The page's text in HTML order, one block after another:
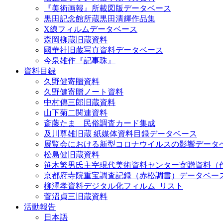
『美術画報』所載図版データベース
黒田記念館所蔵黒田清輝作品集
X線フィルムデータベース
森岡柳蔵旧蔵資料
國華社旧蔵写真資料データベース
今泉雄作『記事珠』
資料目録
久野健寄贈資料
久野健寄贈ノート資料
中村傳三郎旧蔵資料
山下菊二関連資料
斎藤たま 民俗調査カード集成
及川尊雄旧蔵 紙媒体資料目録データベース
展覧会における新型コロナウイルスの影響データ
松島健旧蔵資料
笹木繁男氏主宰現代美術資料センター寄贈資料（
京都府寺院重宝調査記録（赤松調書）データベー
柳澤孝資料デジタル化フィルム_リスト
菅沼貞三旧蔵資料
活動報告
日本語